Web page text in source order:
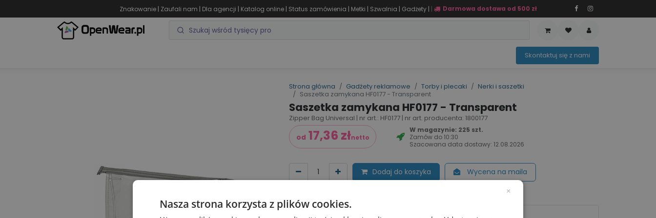
Znakowanie | Zaufali nam | Dla agencji | Katalog online | Status zamówienia | Metki | Szwalnia | Gadżety | | Darmowa dostawa od 500 zł
OFERTA SEZONOWASko​ntaktuj ​​​​się z nami​​​​
Strona główna Gadżety reklamowe Torby i plecaki
Nerki i saszetki
Saszetka zamykana HF0177 - Transparent
Saszetka zamykana HF0177 - Transparent
Zipper Bag Universal | nr art.: HF0177 | nr art. producenta: 1800177
od 17,36 złnetto
W magazynie: 225 szt.
Zamów do 10:30
Szacowana data dostawy: 12.08.2026
Dodaj do koszyka Wycena na maila
×
Nasza strona korzysta z plików cookies.